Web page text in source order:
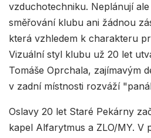
vzduchotechniku. Neplánují
směřování klubu ani žádnou
která vzhledem k charakteru
Vizuální styl klubu už 20 let
Tomáše Oprchala, zajímavým
v zadní místnosti rozváží
Oslavy 20 let Staré Pekárny
kapel Alfarytmus a ZLO/MY. V